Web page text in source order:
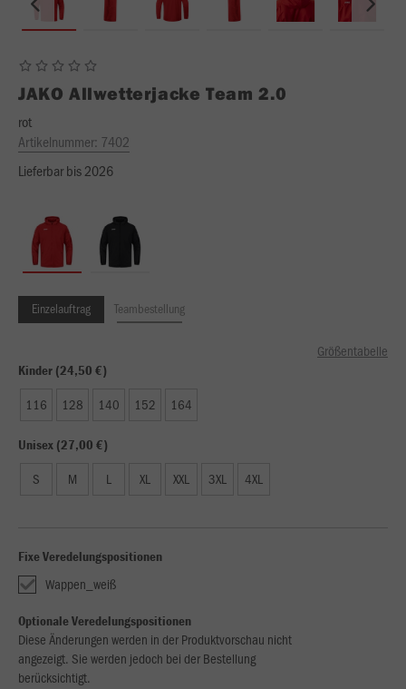
JAKO Allwetterjacke Team 2.0
rot
Artikelnummer: 7402
Lieferbar bis 2026
Einzelauftrag Teambestellung
Größentabelle
Kinder (24,50 €)
116 128 140 152 164
Unisex (27,00 €)
S M L XL XXL 3XL 4XL
Fixe Veredelungspositionen
Wappen_weiß
Optionale Veredelungspositionen
Diese Änderungen werden in der Produktvorschau nicht
angezeigt. Sie werden jedoch bei der Bestellung
berücksichtigt.